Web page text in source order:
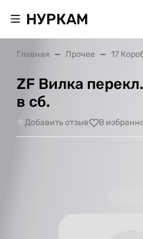
НУРКАМ
Главная Прочее 17
ZF Вилка
в сб.
Добавить отзыв В